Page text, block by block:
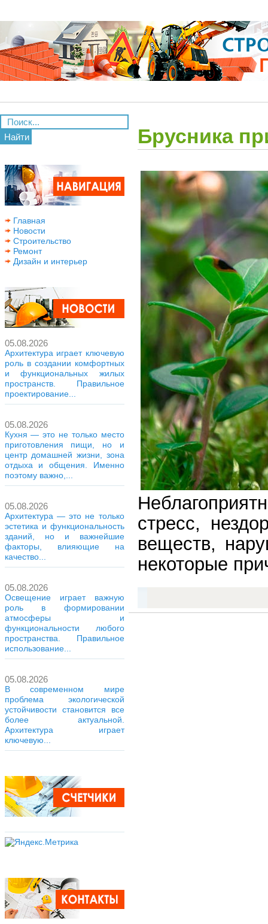
Найти
Главная
Новости
Строительство
Ремонт
Дизайн и интерьер
05.08.2026
Архитектура играет ключевую
роль в создании комфортных
и функциональных жилых
пространств. Правильное
проектирование...
05.08.2026
Кухня — это не только место
приготовления пищи, но и
центр домашней жизни, зона
отдыха и общения. Именно
поэтому важно,...
05.08.2026
Архитектура — это не только
эстетика и функциональность
зданий, но и важнейшие
факторы, влияющие на
качество...
05.08.2026
Освещение играет важную
роль в формировании
атмосферы и
функциональности любого
пространства. Правильное
использование...
05.08.2026
В современном мире
проблема экологической
устойчивости становится все
более актуальной.
Архитектура играет
ключевую...
Брусника
стресс,
веществ,
некоторые